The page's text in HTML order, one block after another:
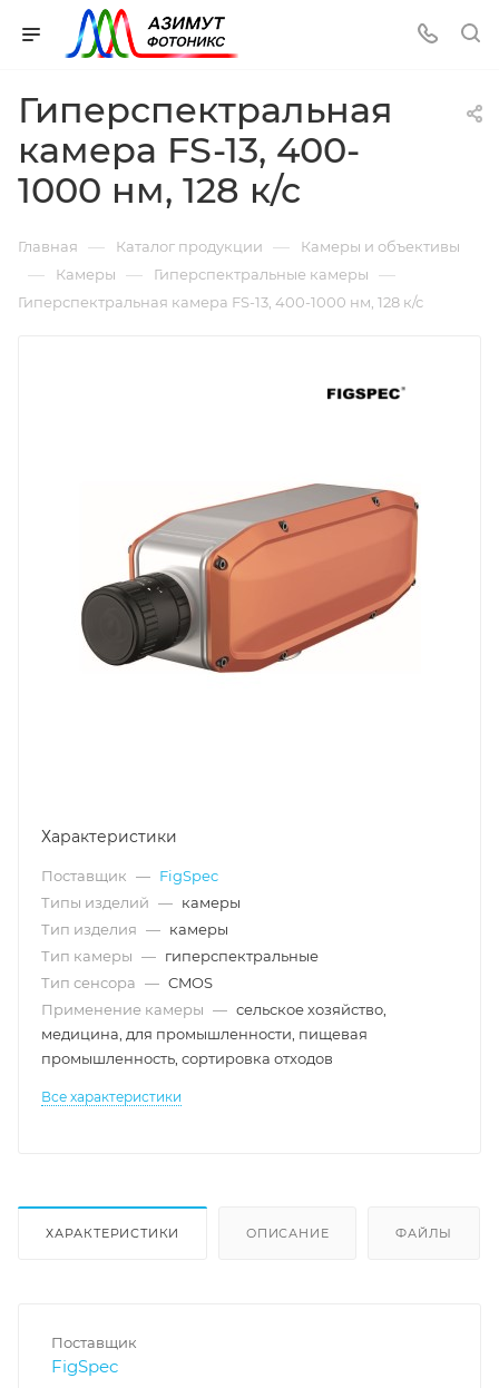
Гиперспектральная
камера FS-13, 400-
1000 нм, 128 к/с
Главная — Каталог продукции — Камеры и объективы
— Камеры — Гиперспектральные камеры —
Гиперспектральная камера FS-13, 400-1000 нм, 128 к/с
Характеристики
Поставщик — FigSpec
Типы изделий — камеры
Тип изделия — камеры
Тип камеры — гиперспектральные
Тип сенсора — CMOS
Применение камеры — сельское хозяйство,
медицина, для промышленности, пищевая
промышленность, сортировка отходов
Все характеристики
ХАРАКТЕРИСТИКИ ОПИСАНИЕ ФАЙЛЫ
Поставщик
FigSpec